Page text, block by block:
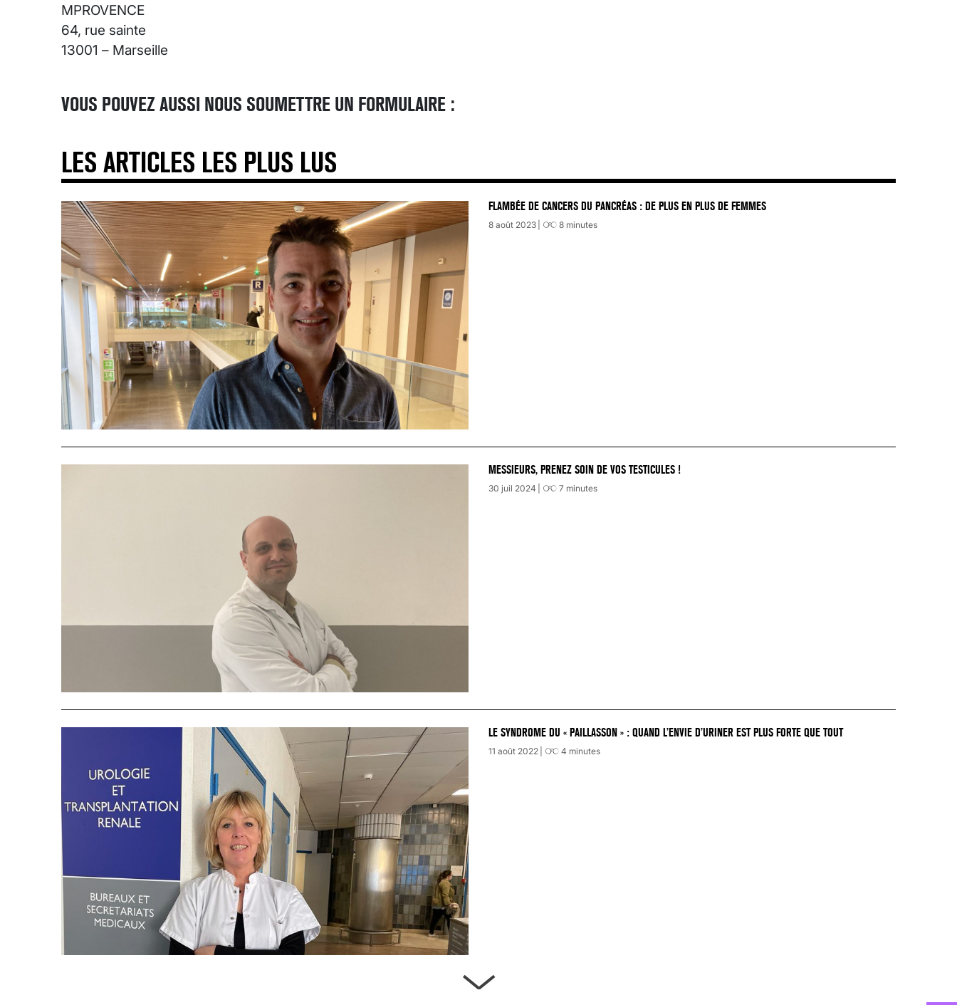
MPROVENCE
64, rue sainte
13001 – Marseille
VOUS POUVEZ AUSSI NOUS SOUMETTRE UN FORMULAIRE :
LES ARTICLES LES PLUS LUS
FLAMBÉE DE CANCERS DU PANCRÉAS : DE PLUS EN PLUS DE FEMMES
8 août 2023 8 minutes
MESSIEURS, PRENEZ SOIN DE VOS TESTICULES !
30 juil 2024 7 minutes
LE SYNDROME DU « PAILLASSON » : QUAND L’ENVIE D’URINER EST PLUS FORTE QUE TOUT
11 août 2022 4 minutes